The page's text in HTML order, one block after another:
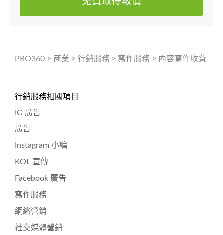
PRO360 > 商業 > 行銷服務 > 寫作服務 > 內容寫作收費
行銷服務相關項目
IG 廣告
廣告
Instagram 小編
KOL 宣傳
Facebook 廣告
寫作服務
網絡營銷
社交媒體營銷